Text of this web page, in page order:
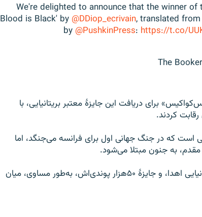
We're delighted to announce that the winner of
Blood is Black' by @DDiop_ecrivain, translated
by @PushkinPress: https://t.co/
برای دریافت این جایزهٔ معتبر بریتانیایی، با
کردند.
است که در جنگ جهانی اول برای فرانسه می‌جنگد، اما
به جنون مبتلا می‌شود.
جایزه بوکر بین‌المللی، هرساله به یک رمان غیر بریتانیایی اهدا، و جایزهٔ ۵۰هزار پوندی‌اش، به‌طور مساوی، میان